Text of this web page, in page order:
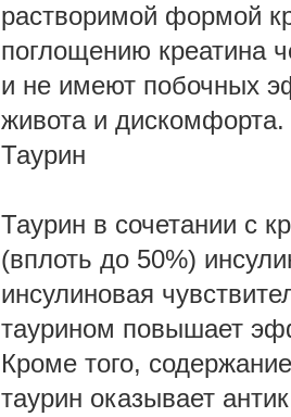
растворимой формой
поглощению креатина
и не имеют побочных
живота и дискомфорта.
Таурин
Таурин в сочетании с
(вплоть до 50%)
инсулиновая
таурином повышает
Кроме того,
таурин оказывает